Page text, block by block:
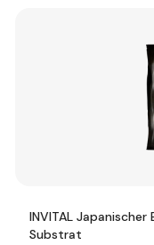
INVITAL
Substrat